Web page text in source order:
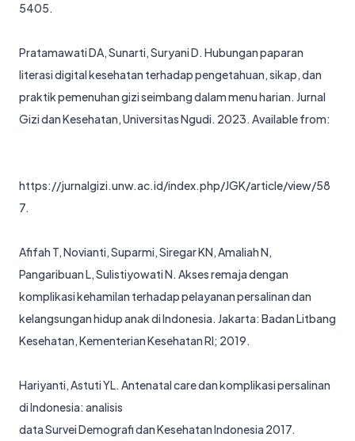
5405.
Pratamawati DA, Sunarti, Suryani D. Hubungan paparan
literasi digital kesehatan terhadap pengetahuan, sikap, dan
praktik pemenuhan gizi seimbang dalam menu harian. Jurnal
Gizi dan Kesehatan, Universitas Ngudi. 2023. Available from:
https://jurnalgizi.unw.ac.id/index.php/JGK/article/view/58
7.
Afifah T, Novianti, Suparmi, Siregar KN, Amaliah N,
Pangaribuan L, Sulistiyowati N. Akses remaja dengan
komplikasi kehamilan terhadap pelayanan persalinan dan
kelangsungan hidup anak di Indonesia. Jakarta: Badan Litbang
Kesehatan, Kementerian Kesehatan RI; 2019.
Hariyanti, Astuti YL. Antenatal care dan komplikasi persalinan
di Indonesia: analisis
data Survei Demografi dan Kesehatan Indonesia 2017.